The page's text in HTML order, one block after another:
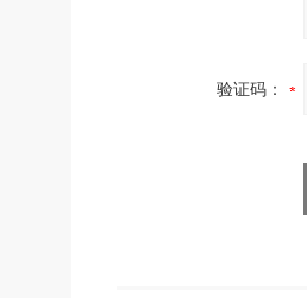
验证码：